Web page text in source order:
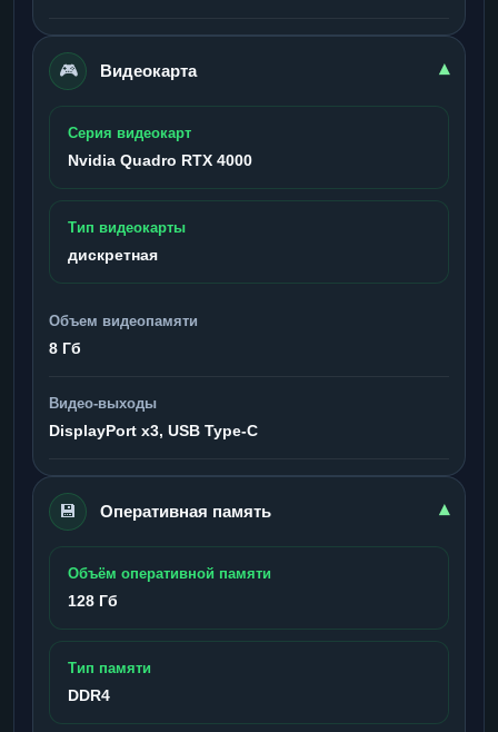
🎮 Видеокарта ▾
Серия видеокарт
Nvidia Quadro RTX 4000
Тип видеокарты
дискретная
Объем видеопамяти
8 Гб
Видео-выходы
DisplayPort x3, USB Type-C
💾 Оперативная память ▾
Объём оперативной памяти
128 Гб
Тип памяти
DDR4